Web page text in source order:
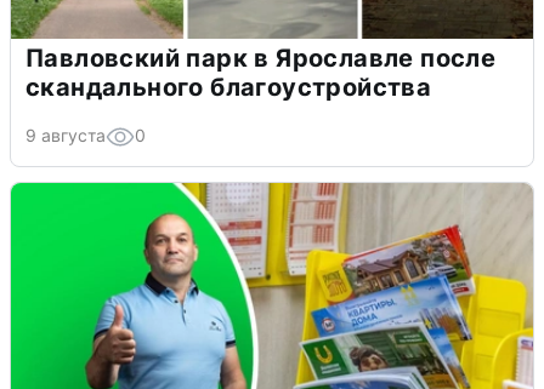
Павловский парк в Ярославле после
скандального благоустройства
9 августа 0